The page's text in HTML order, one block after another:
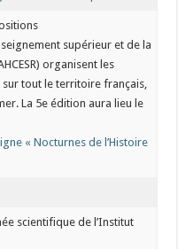
supérieur et de la
organisent les
tout le territoire français,
La 5e édition aura lieu le
« Nocturnes de l’Histoire
scientifique de l’Institut